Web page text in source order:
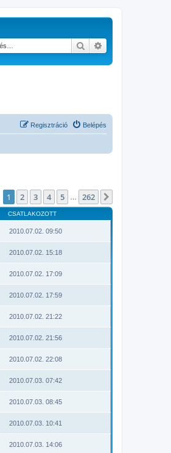
Keresés
Belépés
Regisztráció
Oldal: 1 262
1 2 3 4 5 262
CSATLAKOZOTT
2010.07.02. 09:50
2010.07.02. 15:18
2010.07.02. 17:09
2010.07.02. 17:59
2010.07.02. 21:22
2010.07.02. 21:56
2010.07.02. 22:08
2010.07.03. 07:42
2010.07.03. 08:45
2010.07.03. 10:41
2010.07.03. 14:06